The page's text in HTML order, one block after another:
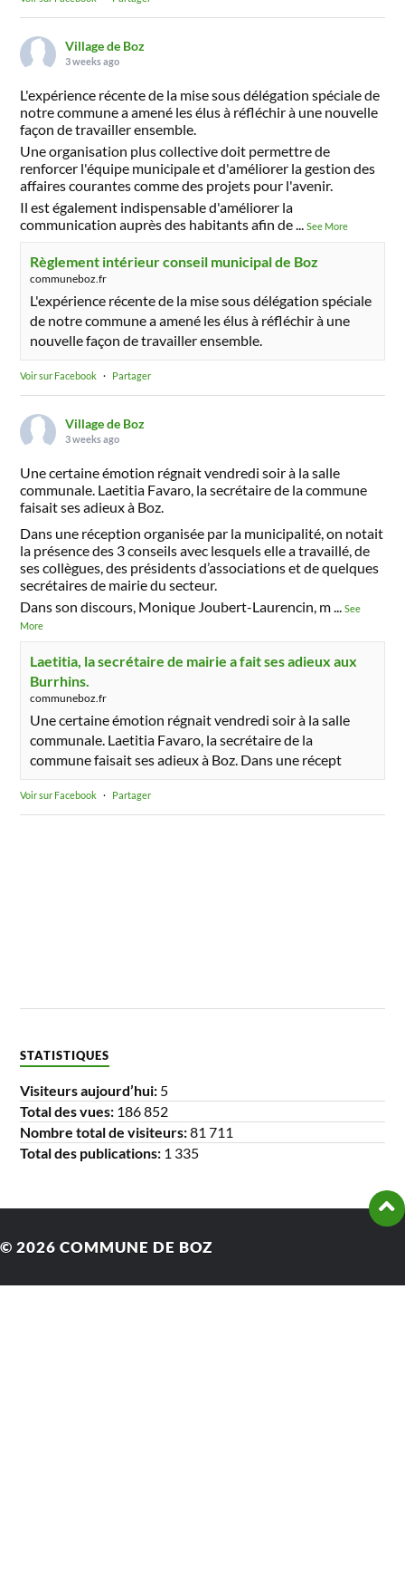
Village de Boz
3 weeks ago
L'expérience récente de la mise sous délégation spéciale de
notre commune a amené les élus à réfléchir à une nouvelle
façon de travailler ensemble.
Une organisation plus collective doit permettre de
renforcer l'équipe municipale et d'améliorer la gestion des
affaires courantes comme des projets pour l'avenir.
Il est également indispensable d'améliorer la
communication auprès des habitants afin de...See More
Règlement intérieur conseil municipal de Boz
communeboz.fr
L'expérience récente de la mise sous délégation spéciale
de notre commune a amené les élus à réfléchir à une
nouvelle façon de travailler ensemble.
Voir sur Facebook · Partager
Village de Boz
3 weeks ago
Une certaine émotion régnait vendredi soir à la salle
communale. Laetitia Favaro, la secrétaire de la commune
faisait ses adieux à Boz.
Dans une réception organisée par la municipalité, on notait
la présence des 3 conseils avec lesquels elle a travaillé, de
ses collègues, des présidents d’associations et de quelques
secrétaires de mairie du secteur.
Dans son discours, Monique Joubert-Laurencin, m...See
More
Laetitia, la secrétaire de mairie a fait ses adieux aux
Burrhins.
communeboz.fr
Une certaine émotion régnait vendredi soir à la salle
communale. Laetitia Favaro, la secrétaire de la
commune faisait ses adieux à Boz. Dans une récept
Voir sur Facebook · Partager
STATISTIQUES
Visiteurs aujourd’hui: 5
Total des vues: 186 852
Nombre total de visiteurs:81 711
Total des publications: 1 335
© 2026 COMMUNE DE BOZ